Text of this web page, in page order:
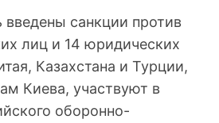
введены санкции против
лиц и 14 юридических
Казахстана и Турции,
Киева, участвуют в
оборонно-